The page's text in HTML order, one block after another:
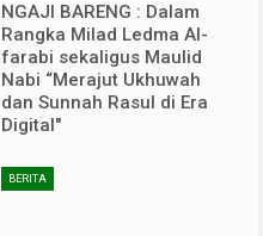
NGAJI BARENG : Dalam
Rangka Milad Ledma Al-
farabi sekaligus Maulid
Nabi “Merajut Ukhuwah
dan Sunnah Rasul di Era
Digital"
BERITA